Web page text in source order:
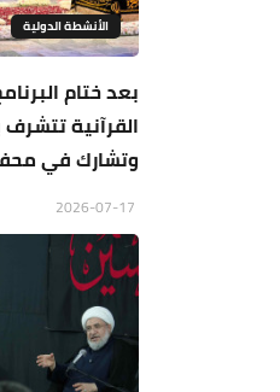
الأنشطة الدولية
بعد ختام
القرآنية تتشرف
وتشارك في